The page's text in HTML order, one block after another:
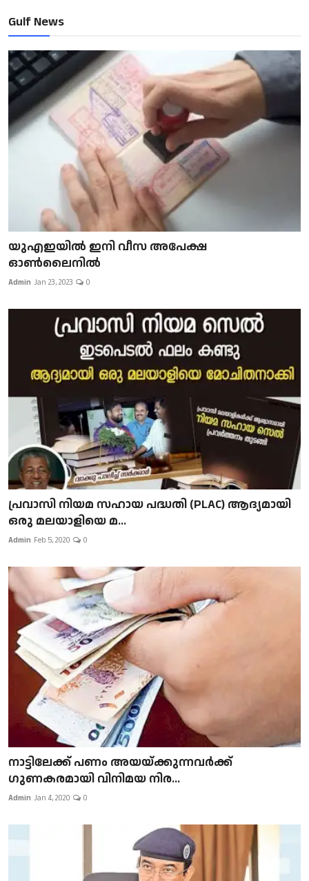
Gulf News
യുഎഇയിൽ ഇനി വീസ അപേക്ഷ
ഓൺലൈനിൽ
Admin Jan 23, 2023 0
പ്രവാസി നിയമ സഹായ പദ്ധതി (PLAC) ആദ്യമായി
ഒരു മലയാളിയെ മ...
Admin Feb 5, 2020 0
നാട്ടിലേക്ക് പണം അയയ്ക്കുന്നവർക്ക്
ഗുണകരമായി വിനിമയ നിര...
Admin Jan 4, 2020 0